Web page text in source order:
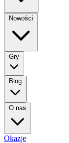
Nowości
Gry
Blog
O nas
Okazje